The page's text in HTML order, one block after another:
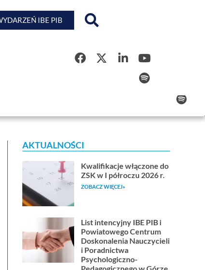
IBE PIB
AKTUALNOŚCI
Kwalifikacje włączone do
ZSK w I półroczu 2026 r.
ZOBACZ WIĘCEJ»
List intencyjny IBE PIB i
Powiatowego Centrum
Doskonalenia Nauczycieli
i Poradnictwa
Psychologiczno-
Pedagogicznego w Górze